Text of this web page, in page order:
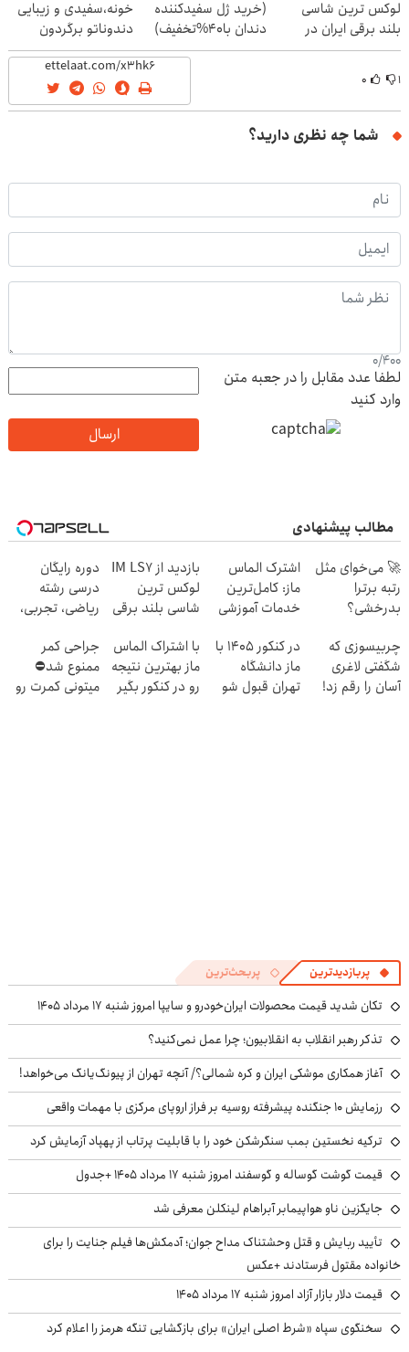
لوکس ترین شاسی
بلند برقی ایران در
باشگاه انقلاب
(خرید ژل سفیدکننده
دندان با40%تخفیف)
خونه،سفیدی و زیبایی
دندوناتو برگردون
(40%off)
۱ ۰
شما چه نظری دارید؟
0/400
لطفا عدد مقابل را در جعبه متن
وارد کنید
ارسال
مطالب پیشنهادی
🚀 می‌خوای مثل
رتبه برترا
بدرخشی؟
تابستون رایگان
ماز 📚
اشترک الماس
ماز: کامل‌ترین
خدمات آموزشی
بازدید از IM LS7
لوکس ترین
شاسی بلند برقی
انقلاب
دوره رایگان
درسی رشته
ریاضی، تجربی،
بگیرش)
چربیسوزی که
شگفتی لاغری
آسان را رقم زد!
در کنکور 1405 با
ماز دانشگاه
تهران قبول شو
با اشتراک الماس
ماز بهترین نتیجه
رو در کنکور بگیر
جراحی کمر
ممنوع شد⛔
میتونی کمرت رو
پربازدیدترین پربحث‌ترین
تکان شدید قیمت محصولات ایران‌خودرو و سایپا امروز شنبه ۱۷ مرداد ۱۴۰۵
تذکر رهبر انقلاب به انقلابیون؛ چرا عمل نمی‌کنید؟
آغاز همکاری موشکی ایران و کره شمالی؟/ آنچه تهران از پیونگ‌یانگ می‌خواهد!
رزمایش ۱۰ جنگنده پیشرفته روسیه بر فراز اروپای مرکزی با مهمات واقعی
ترکیه نخستین بمب سنگرشکن خود را با قابلیت پرتاب از پهپاد آزمایش کرد
قیمت گوشت گوساله و گوسفند امروز شنبه ۱۷ مرداد ۱۴۰۵ +جدول
جایگزین ناو هواپیمابر آبراهام لینکلن معرفی شد
تأیید ربایش و قتل وحشتناک مداح جوان؛ آدمکش‌ها فیلم جنایت را برای
خانواده مقتول فرستادند +عکس
قیمت دلار بازار آزاد امروز شنبه ۱۷ مرداد ۱۴۰۵
سخنگوی سپاه «شرط اصلی ایران» برای بازگشایی تنگه هرمز را اعلام کرد